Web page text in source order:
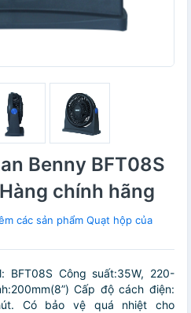
Benny BFT08S
chính hãng
các sản phẩm Quạt hộp của
BFT08S Công suất:35W, 220-
Cấp độ cách điện:
Có bảo vệ quá nhiệt cho